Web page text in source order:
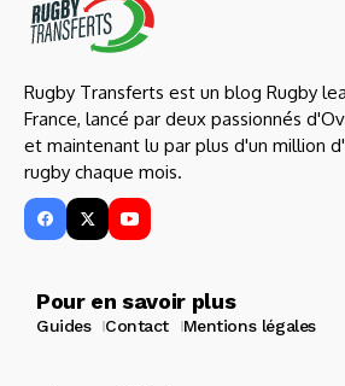
Rugby Transferts est un blog Rugby
France, lancé par deux passionnés
et maintenant lu par plus d'un million
rugby chaque mois.
Pour en savoir plus
Guides Contact Mentions légales